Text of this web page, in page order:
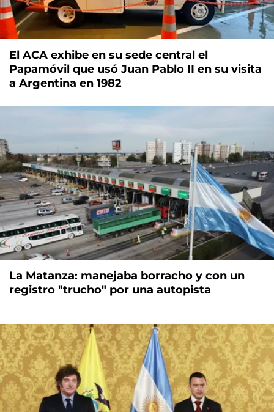
El ACA exhibe en su sede central el
Papamóvil que usó Juan Pablo II en su visita
a Argentina en 1982
La Matanza: manejaba borracho y con un
registro "trucho" por una autopista